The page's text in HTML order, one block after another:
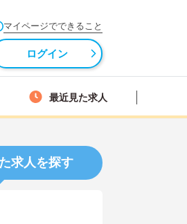
マイページでできること
ログイン
最近見た求人
求人を探す